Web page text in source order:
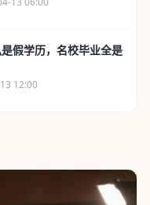
假学历，名校毕业全是
12:00